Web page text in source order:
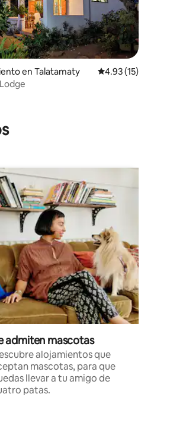
4.97 de 5, 37 reseñas
en Talatamaty Calificación
4.93 (15)
admiten mascotas
alojamientos que
mascotas, para que
llevar a tu amigo de
patas.